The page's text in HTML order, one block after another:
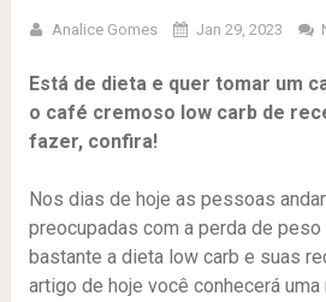
Analice Gomes Jan 29, 2023
Está de dieta e quer tomar um
o café cremoso low carb de
fazer, confira!
Nos dias de hoje as pessoas
preocupadas com a perda de
bastante a dieta low carb e suas
artigo de hoje você conhecerá